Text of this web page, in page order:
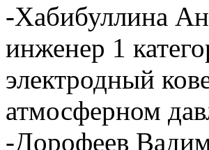
-Хабибуллина
инженер 1
электродный
атмосферном
-Дорофеев